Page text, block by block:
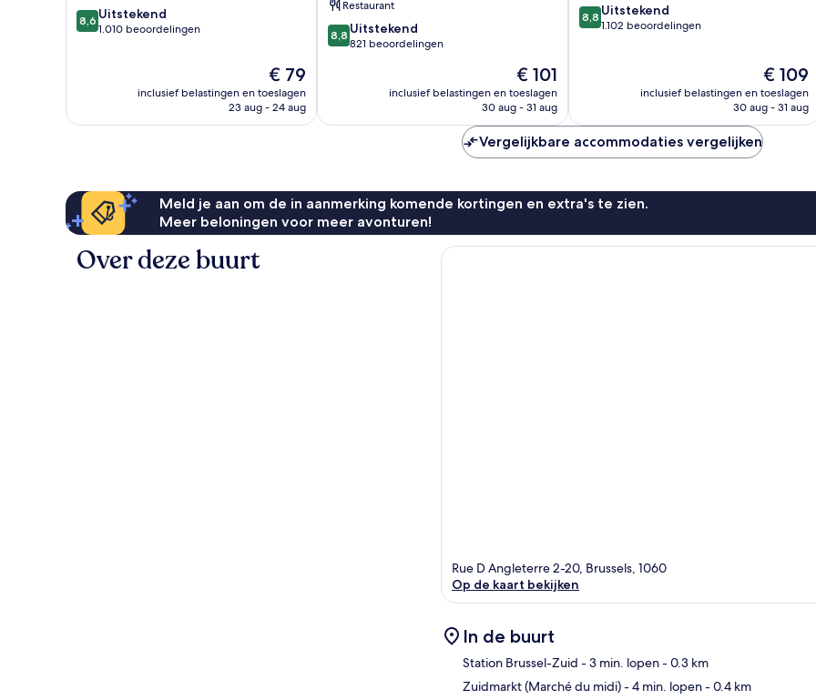
Gillis
8.6
van
beoordelingen
8,6 Uitstekend
1.010 beoordelingen
De
prijs
is
€ 79
inclusief belastingen en toeslagen
23 aug - 24 aug
Restaurant
8.8
van
8,8 Uitstekend
821 beoordelingen
De
prijs
is
€ 101
inclusief belastingen en toeslagen
30 aug - 31 aug
8.8
van
beoordelingen
8,8 Uitstekend
1.102 beoordelingen
De
prijs
is
€ 109
inclusief belastingen en toeslagen
30 aug - 31 aug
Vergelijkbare accommodaties vergelijken
Meld je aan om de in aanmerking komende kortingen en extra's te zien.
Meer beloningen voor meer avonturen!
Over deze buurt
Rue D Angleterre 2-20, Brussels, 1060
Op de kaart bekijken
In de buurt
Station Brussel-Zuid - 3 min. lopen- 0.3 km
Zuidmarkt (Marché du midi)- 4 min. lopen- 0.4 km